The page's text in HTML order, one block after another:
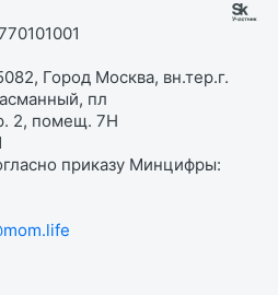
Город Москва, вн.тер.г.
пл
2, помещ. 7Н
приказу Минцифры: